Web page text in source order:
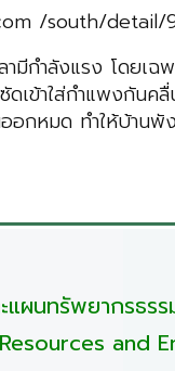
/south/detail/
กำลังแรง โดยเฉ
ดเข้าใส่กำแพงกัน
อกหมด ทำให้บ้าน
แผนทรัพยากรธร
and